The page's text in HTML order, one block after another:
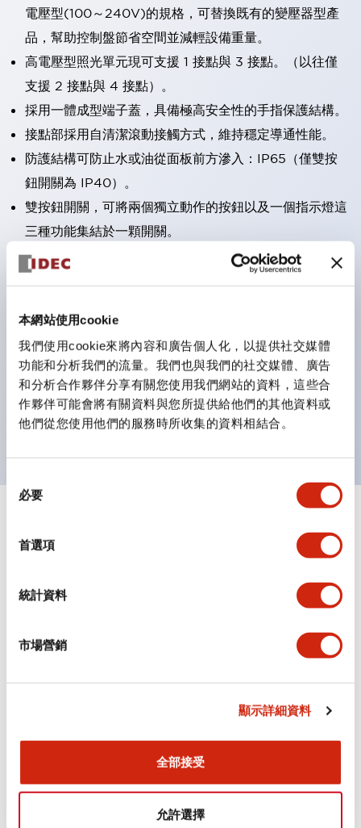
本網站使用cookie
我們使用cookie來將內容和廣告個人化，以提供社交媒體
功能和分析我們的流量。我們也與我們的社交媒體、廣告
和分析合作夥伴分享有關您使用我們網站的資料，這些合
作夥伴可能會將有關資料與您所提供給他們的其他資料或
他們從您使用他們的服務時所收集的資料相結合。
必要
首選項
統計資料
市場營銷
顯示詳細資料
全部接受
允許選擇
電壓型(100～240V)的規格，可替換既有的變壓器型產
品，幫助控制盤節省空間並減輕設備重量。
高電壓型照光單元現可支援 1 接點與 3 接點。（以往僅
支援 2 接點與 4 接點）。
採用一體成型端子蓋，具備極高安全性的手指保護結構。
接點部採用自清潔滾動接觸方式，維持穩定導通性能。
防護結構可防止水或油從面板前方滲入：IP65（僅雙按
鈕開關為 IP40）。
雙按鈕開關，可將兩個獨立動作的按鈕以及一個指示燈這
三種功能集結於一顆開關。
完整支援全球各地需求的多種電壓規格。
顏色。
支援色彩通用設計（CUD）：可清楚辨識正方平頭形指
示燈的亮燈/熄燈狀態，以及點燈時的顏色識別。
符合 ISO 3864-4 安全色規範：在危險或緊急狀況下，
顏色表現更明確鮮明，便於更多人識別。
電氣規範（額定照明部分）
環境規範